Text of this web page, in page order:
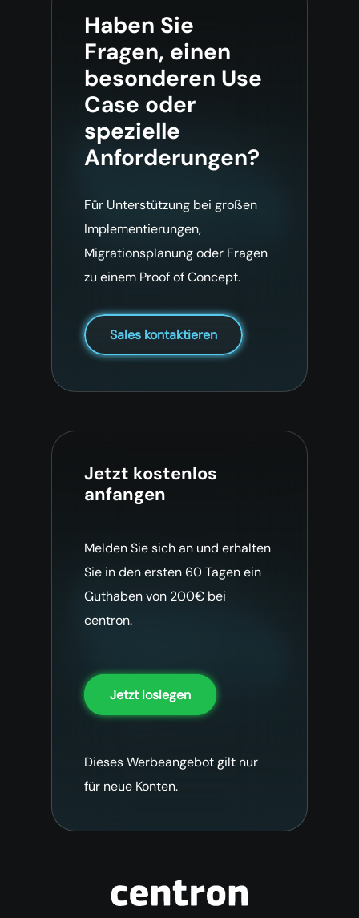
Haben Sie
Fragen, einen
besonderen Use
Case oder
spezielle
Anforderungen?
Für Unterstützung bei großen
Implementierungen,
Migrationsplanung oder Fragen
zu einem Proof of Concept.
Sales kontaktieren
Jetzt kostenlos
anfangen
Melden Sie sich an und erhalten
Sie in den ersten 60 Tagen ein
Guthaben von 200€ bei
centron.
Jetzt loslegen
Dieses Werbeangebot gilt nur
für neue Konten.